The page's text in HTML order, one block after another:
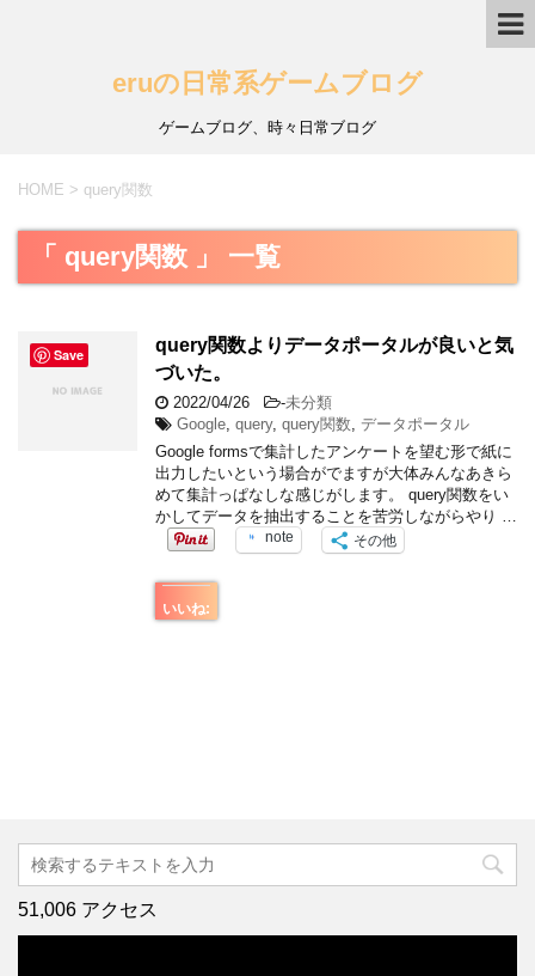
eruの日常系ゲームブログ
ゲームブログ、時々日常ブログ
HOME > query関数
「 query関数 」 一覧
query関数よりデータポータルが良いと気
づいた。
2022/04/26 -未分類
Google query, query関数 データポータル
Google formsで集計したアンケートを望む形で紙に
出力したいという場合がでますが大体みんなあきら
めて集計っぱなしな感じがします。 query関数をい
かしてデータを抽出することを苦労しながらやり …
note その他
いいね:
51,006 アクセス
Save